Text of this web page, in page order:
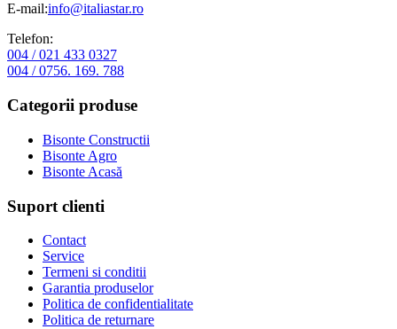
E-mail:info@italiastar.ro
Telefon:
004 / 021 433 0327
004 / 0756. 169. 788
Categorii produse
Bisonte Constructii
Bisonte Agro
Bisonte Acasă
Suport clienti
Contact
Service
Termeni si conditii
Garantia produselor
Politica de confidentialitate
Politica de returnare